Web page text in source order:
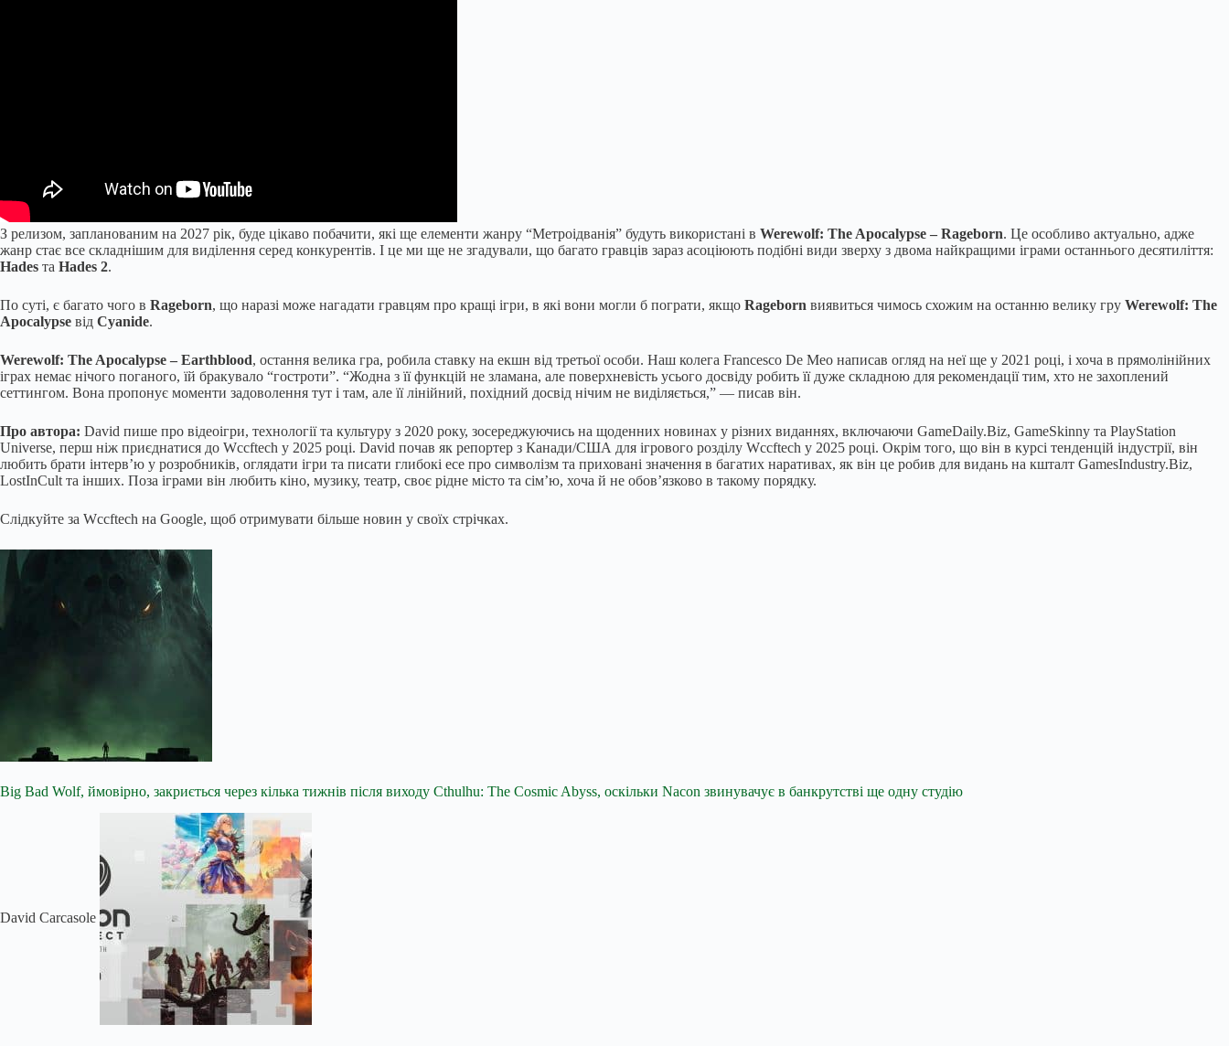
З релизом, запланованим на 2027 рік, буде цікаво побачити, які ще елементи жанру “Метроідванія” будуть використані в Werewolf: The Apocalypse – Rageborn. Це особливо актуально, адже
жанр стає все складнішим для виділення серед конкурентів. І це ми ще не згадували, що багато гравців зараз асоціюють подібні види зверху з двома найкращими іграми останнього десятиліття:
Hades та Hades 2.
По суті, є багато чого в Rageborn, що наразі може нагадати гравцям про кращі ігри, в які вони могли б пограти, якщо Rageborn виявиться чимось схожим на останню велику гру Werewolf: The
Apocalypse від Cyanide.
Werewolf: The Apocalypse – Earthblood, остання велика гра, робила ставку на екшн від третьої особи. Наш колега Francesco De Meo написав огляд на неї ще у 2021 році, і хоча в прямолінійних
іграх немає нічого поганого, їй бракувало “гостроти”. “Жодна з її функцій не зламана, але поверхневість усього досвіду робить її дуже складною для рекомендації тим, хто не захоплений
сеттингом. Вона пропонує моменти задоволення тут і там, але її лінійний, похідний досвід нічим не виділяється,” — писав він.
Про автора: David пише про відеоігри, технології та культуру з 2020 року, зосереджуючись на щоденних новинах у різних виданнях, включаючи GameDaily.Biz, GameSkinny та PlayStation
Universe, перш ніж приєднатися до Wccftech у 2025 році. David почав як репортер з Канади/США для ігрового розділу Wccftech у 2025 році. Окрім того, що він в курсі тенденцій індустрії, він
любить брати інтерв’ю у розробників, оглядати ігри та писати глибокі есе про символізм та приховані значення в багатих наративах, як він це робив для видань на кшталт GamesIndustry.Biz,
LostInCult та інших. Поза іграми він любить кіно, музику, театр, своє рідне місто та сім’ю, хоча й не обов’язково в такому порядку.
Слідкуйте за Wccftech на Google, щоб отримувати більше новин у своїх стрічках.
Big Bad Wolf, ймовірно, закриється через кілька тижнів після виходу Cthulhu: The Cosmic Abyss, оскільки Nacon звинувачує в банкрутстві ще одну студію
David Carcasole